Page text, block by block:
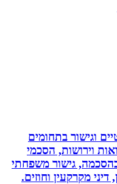
בתחומים
וירושות, הסכמי
גישור משפחתי
מקרקעין וחוזים.